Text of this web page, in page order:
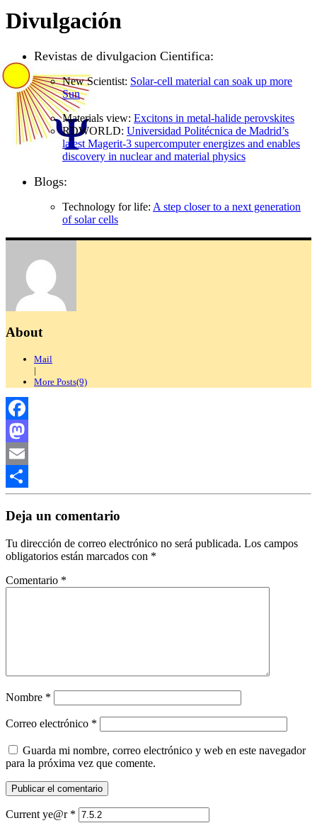
Divulgación
Revistas de divulgacion Cientifica:
New Scientist: Solar-cell material can soak up more
Sun
Materials view: Excitons in metal-halide perovskites
RDWORLD: Universidad Politécnica de Madrid’s
latest Magerit-3 supercomputer energizes and enables
discovery in nuclear and material physics
Blogs:
Technology for life: A step closer to a next generation
of solar cells
About
Mail
|
More Posts(9)
Facebook
Mastodon
Email
Compartir
Deja un comentario
Tu dirección de correo electrónico no será publicada. Los campos
obligatorios están marcados con *
Comentario *
Nombre *
Correo electrónico *
Guarda mi nombre, correo electrónico y web en este navegador
para la próxima vez que comente.
Current ye@r *